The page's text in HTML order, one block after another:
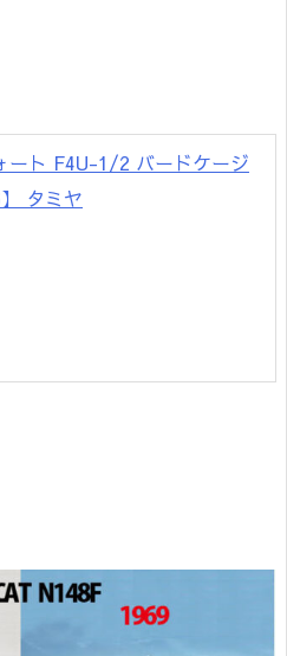
ート F4U-1/2 バードケージ
タミヤ